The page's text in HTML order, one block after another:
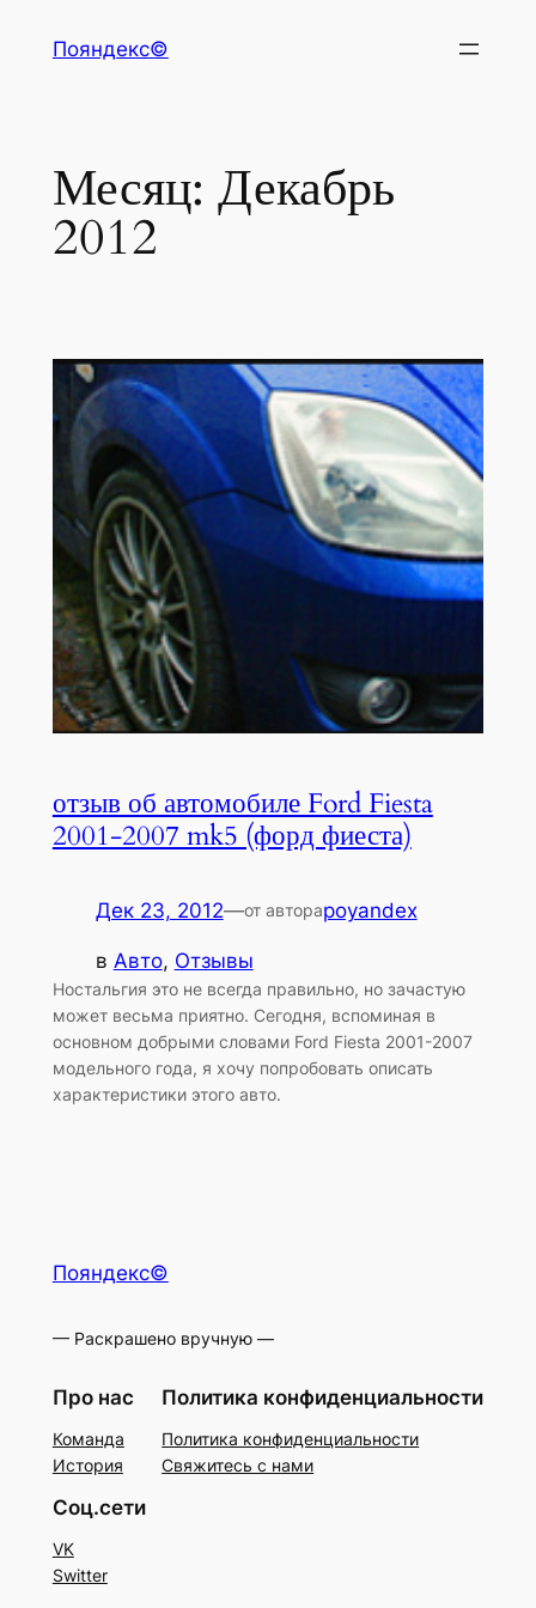
Пояндекс©
Месяц: Декабрь
2012
отзыв об автомобиле Ford Fiesta
2001-2007 mk5 (форд фиеста)
Дек 23, 2012—от автораpoyandex
в Авто, Отзывы
Ностальгия это не всегда правильно, но зачастую
может весьма приятно. Сегодня, вспоминая в
основном добрыми словами Ford Fiesta 2001-2007
модельного года, я хочу попробовать описать
характеристики этого авто.
Пояндекс©
— Раскрашено вручную —
Про нас
Команда
История
Политика конфиденциальности
Политика конфиденциальности
Свяжитесь с нами
Соц.сети
VK
Switter